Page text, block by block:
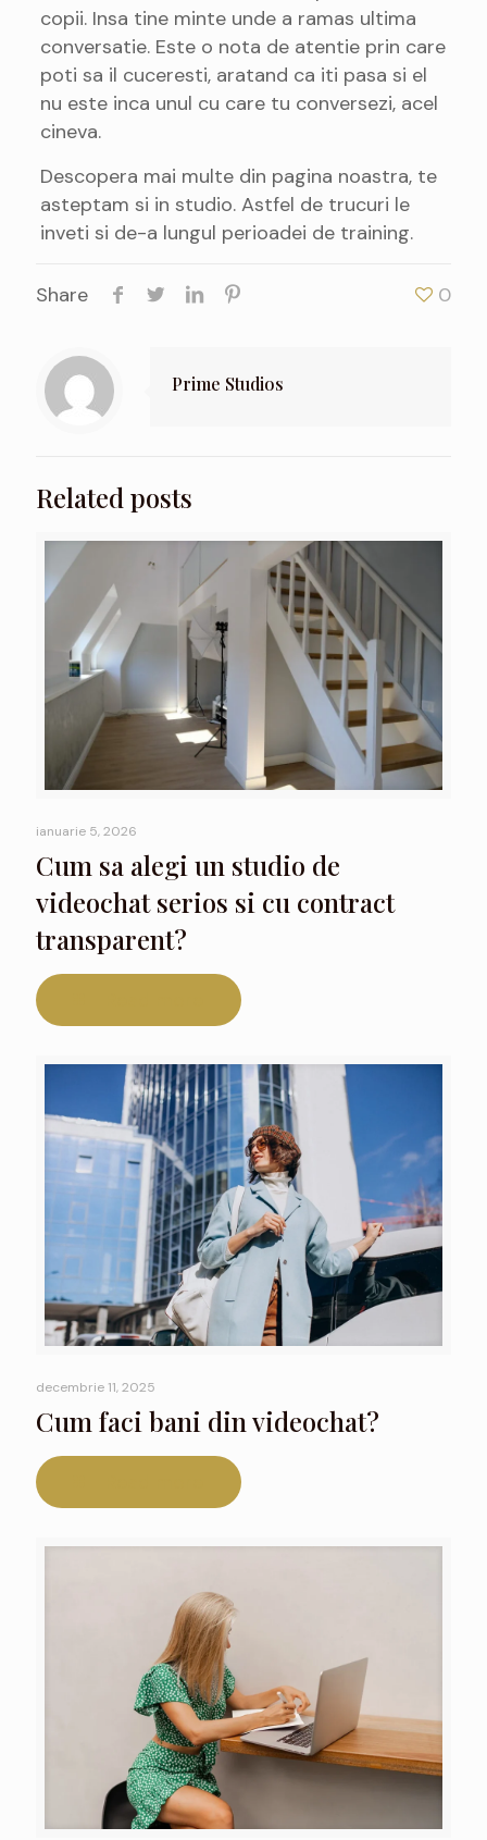
copii. Insa tine minte unde a ramas ultima
conversatie. Este o nota de atentie prin care
poti sa il cuceresti, aratand ca iti pasa si el
nu este inca unul cu care tu conversezi, acel
cineva.
Descopera mai multe din pagina noastra, te
asteptam si in studio. Astfel de trucuri le
inveti si de-a lungul perioadei de training.
Share 0
Prime Studios
Related posts
ianuarie 5, 2026
Cum sa alegi un studio de
videochat serios si cu contract
transparent?
decembrie 11, 2025
Cum faci bani din videochat?